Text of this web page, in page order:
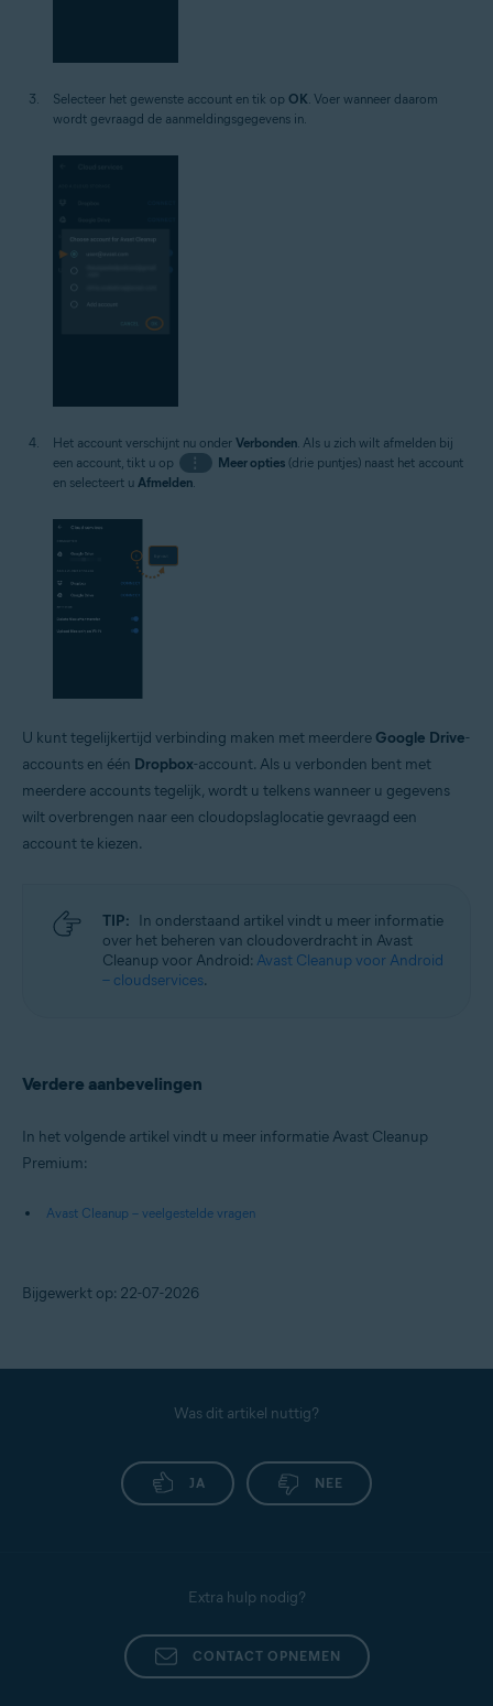
Selecteer het gewenste account en tik op OK . Voer wanneer daarom
wordt gevraagd de aanmeldingsgegevens in.
Het account verschijnt nu onder Verbonden . Als u zich wilt afmelden bij
een account, tikt u op
⋮ Meer opties(drie puntjes) naast het account
en selecteert u Afmelden
U kunt tegelijkertijd verbinding maken met meerdere Google Drive-
accounts en één Dropbox-account. Als u verbonden bent met
meerdere accounts tegelijk, wordt u telkens wanneer u gegevens
wilt overbrengen naar een cloudopslaglocatie gevraagd een
account te kiezen.
TIP: In onderstaand artikel vindt u meer informatie
over het beheren van cloudoverdracht in Avast
Cleanup voor Android: Avast Cleanup voor Android
– cloudservices.
Verdere aanbevelingen
In het volgende artikel vindt u meer informatie Avast Cleanup
Premium:
Avast Cleanup – veelgestelde vragen
Bijgewerkt op: 22-07-2026
Was dit artikel nuttig?
JA NEE
Extra hulp nodig?
CONTACT OPNEMEN